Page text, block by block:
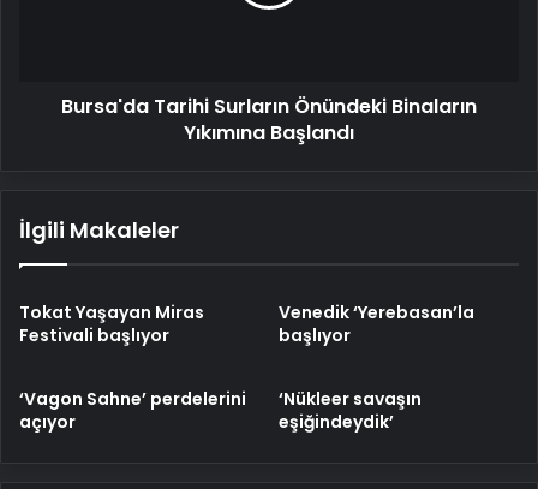
Bursa'da Tarihi Surların Önündeki Binaların
Yıkımına Başlandı
İlgili Makaleler
Tokat Yaşayan Miras
Festivali başlıyor
Venedik ‘Yerebasan’la
başlıyor
‘Vagon Sahne’ perdelerini
açıyor
‘Nükleer savaşın
eşiğindeydik’